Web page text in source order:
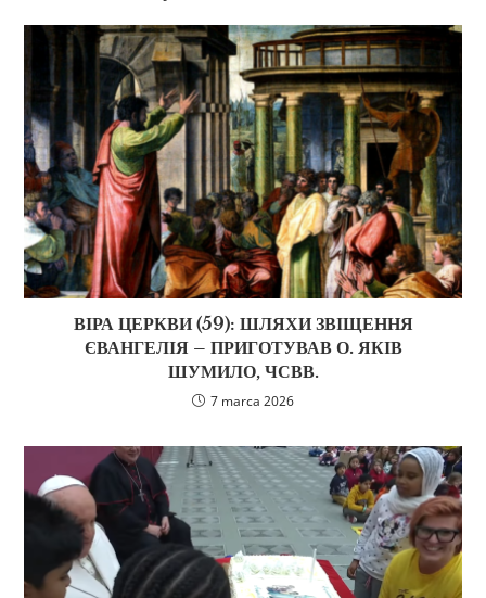
ВІРА ЦЕРКВИ (59): ШЛЯХИ ЗВІЩЕННЯ
ЄВАНГЕЛІЯ – ПРИГОТУВАВ О. ЯКІВ
ШУМИЛО, ЧСВВ.
7 marca 2026